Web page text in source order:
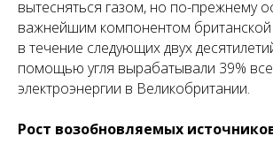
вытесняться газом, но по-прежнему
важнейшим компонентом британской
в течение следующих двух
помощью угля вырабатывали 39%
электроэнергии в Великобритании.
Рост возобновляемых